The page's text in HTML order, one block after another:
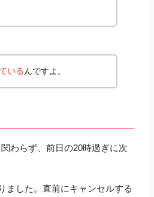
いるんですよ。
わらず、前日の20時過ぎに次
ました。直前にキャンセルする